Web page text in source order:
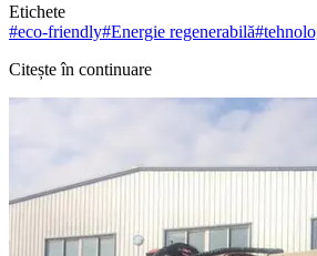
Etichete
#eco-friendly#Energie regenerabilă#
Citește în continuare